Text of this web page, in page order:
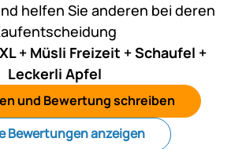
helfen Sie anderen bei deren
+ Müsli Freizeit + Schaufel +
Leckerli Apfel
und Bewertung schreiben
Bewertungen anzeigen